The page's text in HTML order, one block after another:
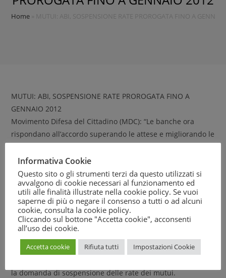
Home MUTUI: ABI, SOSPENSIONE RATE PROROGATA FINO A
MUTUI: ABI, SOSPENSIONE RATE PROROGATA FINO A
GENNAIO 2012
Movimento Difesa del Cittadino (MDC): “Le banche ora
rispondano all’accordo superando le attese e migliorando le
“Siamo soddisfatti di questo nuovo accordo: l’Abi ha
mostrato disponibilità a rispondere positivamente alle
richieste delle associazioni, in particolare sul fronte della
modifica dei regolamenti del Fondo Solidarietà per i mutui
prima casa e del Fondo di garanzia per l’accesso al credito
alle famiglie con nuovi nati”. E’ questo il commento del
rinnovato oggi tra l’Abi e 13 associazioni dei consumatori
la domanda di sospensione delle rate dei mutui.
Informativa Cookie
Questo sito o gli strumenti terzi da questo utilizzati si
avvalgono di cookie necessari al funzionamento ed
utili alle finalità illustrate nella cookie policy. Se vuoi
saperne di più o negare il consenso a tutti o ad alcuni
cookie, consulta la cookie policy.
Cliccando sul bottone "Accetta cookie", acconsenti
all’uso dei cookie.
Accetta cookie Rifiuta tutti Impostazioni Cookie